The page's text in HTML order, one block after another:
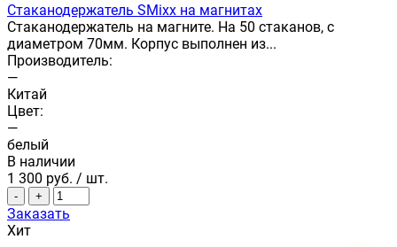
Стаканодержатель SMixx на магнитах
Стаканодержатель на магните. На 50 стаканов, с
диаметром 70мм. Корпус выполнен из...
Производитель:
—
Китай
Цвет:
—
белый
В наличии
1 300 руб. / шт.
- +
Заказать
Хит